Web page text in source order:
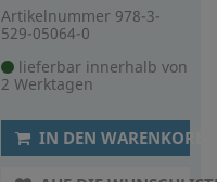
Artikelnummer 978-3-
529-05064-0
lieferbar innerhalb von
2 Werktagen
IN DEN WARENKORB